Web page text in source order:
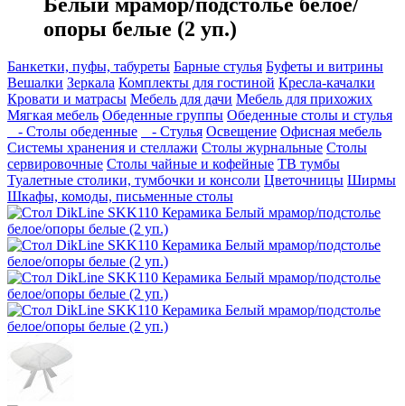
опоры белые (2 уп.)
Банкетки, пуфы, табуреты Барные стулья Буфеты и витрины
Вешалки Зеркала Комплекты для гостиной Кресла-качалки
Кровати и матрасы Мебель для дачи Мебель для прихожих
Мягкая мебель Обеденные группы Обеденные столы и стулья
- Столы обеденные
- Стулья Освещение Офисная мебель
Системы хранения и стеллажи Столы журнальные Столы
сервировочные Столы чайные и кофейные ТВ тумбы
Туалетные столики, тумбочки и консоли Цветочницы Ширмы
Шкафы, комоды, письменные столы